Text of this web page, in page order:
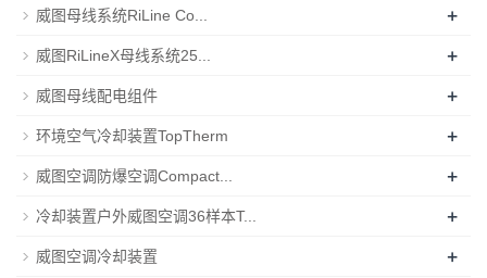
威图母线系统RiLine Co... +
威图RiLineX母线系统25... +
威图母线配电组件 +
环境空气冷却装置TopTherm +
威图空调防爆空调Compact... +
冷却装置户外威图空调36样本T... +
威图空调冷却装置 +